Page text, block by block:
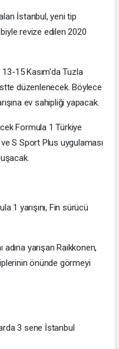
İstanbul, yeni tip
revize edilen 2020
15 Kasım'da Tuzla
düzenlenecek. Böylece
ev sahipliği yapacak.
Formula 1 Türkiye
S Sport Plus uygulaması
1 yarışını, Fin sürücü
yarışan Raikkonen,
önünde görmeyi
3 sene İstanbul